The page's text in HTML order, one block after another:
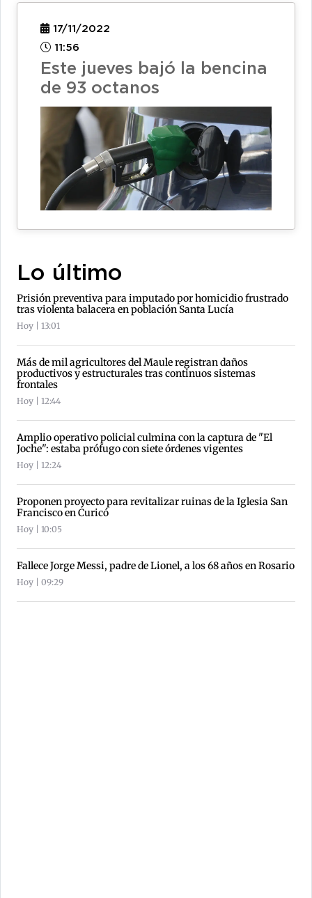
17/11/2022
11:56
Este jueves bajó la bencina
de 93 octanos
Lo último
Prisión preventiva para imputado por homicidio frustrado
tras violenta balacera en población Santa Lucía
Hoy | 13:01
Más de mil agricultores del Maule registran daños
productivos y estructurales tras continuos sistemas
frontales
Hoy | 12:44
Amplio operativo policial culmina con la captura de "El
Joche": estaba prófugo con siete órdenes vigentes
Hoy | 12:24
Proponen proyecto para revitalizar ruinas de la Iglesia San
Francisco en Curicó
Hoy | 10:05
Fallece Jorge Messi, padre de Lionel, a los 68 años en Rosario
Hoy | 09:29